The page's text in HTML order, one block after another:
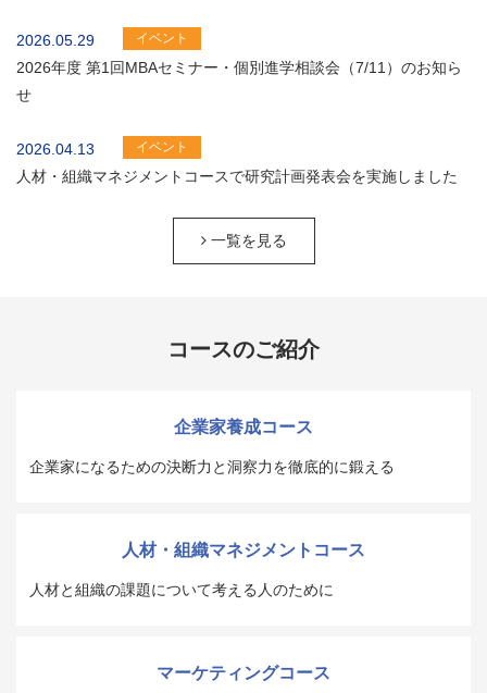
2026.05.29 イベント
2026年度 第1回MBAセミナー・個別進学相談会（7/11）のお知ら
せ
2026.04.13 イベント
人材・組織マネジメントコースで研究計画発表会を実施しました
一覧を見る
コースのご紹介
企業家養成コース
企業家になるための決断力と洞察力を徹底的に鍛える
人材・組織マネジメントコース
人材と組織の課題について考える人のために
マーケティングコース